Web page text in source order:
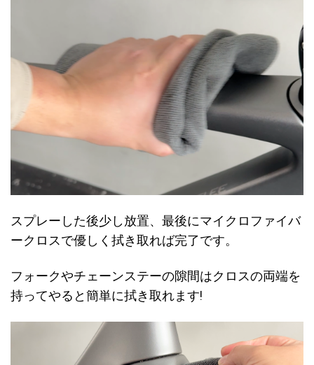
スプレーした後少し放置、最後にマイクロファイバ
ークロスで優しく拭き取れば完了です。
フォークやチェーンステーの隙間はクロスの両端を
持ってやると簡単に拭き取れます!